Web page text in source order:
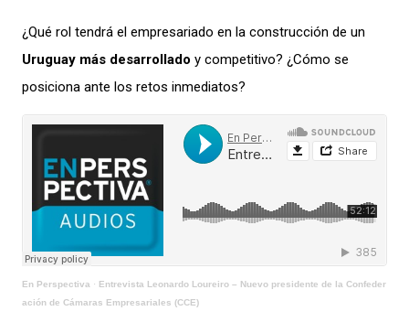
¿Qué rol tendrá el empresariado en la construcción de un
Uruguay más desarrollado y competitivo? ¿Cómo se
posiciona ante los retos inmediatos?
En Perspectiva · Entrevista Leonardo Loureiro – Nuevo presidente de la Confeder
ación de Cámaras Empresariales (CCE)